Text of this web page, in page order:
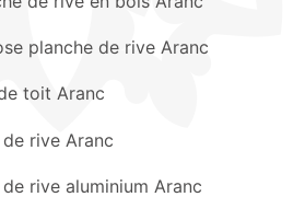
planche de rive Aranc
toit Aranc
rive Aranc
rive aluminium Aranc